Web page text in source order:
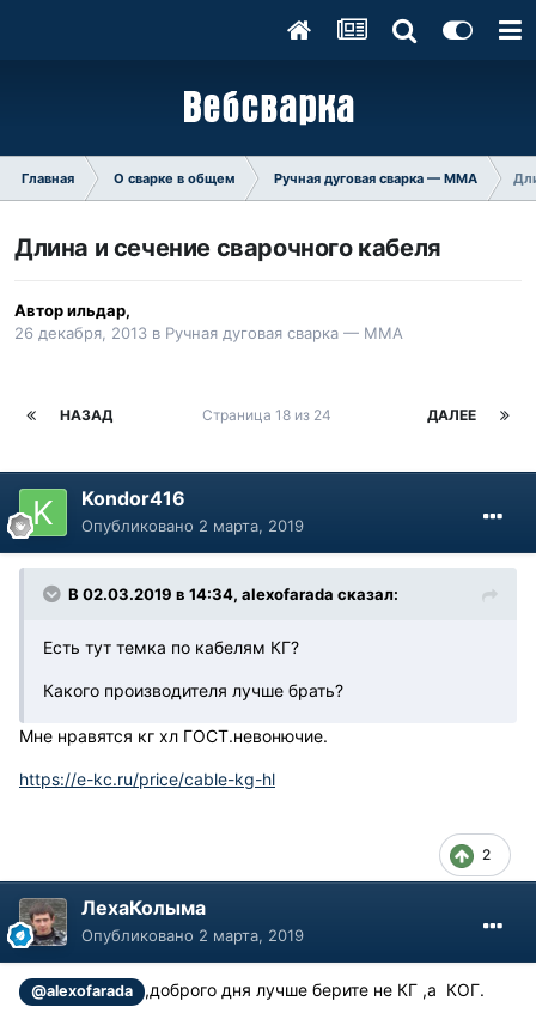
Главная О сварке в общем Ручная дуговая сварка — ММA
Длина и сечение сварочного кабеля
Авторильдар,
26 декабря, 2013 в Ручная дуговая сварка — ММA
НАЗАД ДАЛЕЕ
Страница 18 из 24
Kondor416
Опубликовано 2 марта, 2019
В 02.03.2019 в 14:34, alexofarada сказал:
Есть тут темка по кабелям КГ?
Какого производителя лучше брать?
Мне нравятся кг хл ГОСТ.невонючие.
https://e-kc.ru/price/cable-kg-hl
2
ЛехаКолыма
Опубликовано 2 марта, 2019
@alexofarada ,доброго дня лучше берите не КГ ,а КОГ.